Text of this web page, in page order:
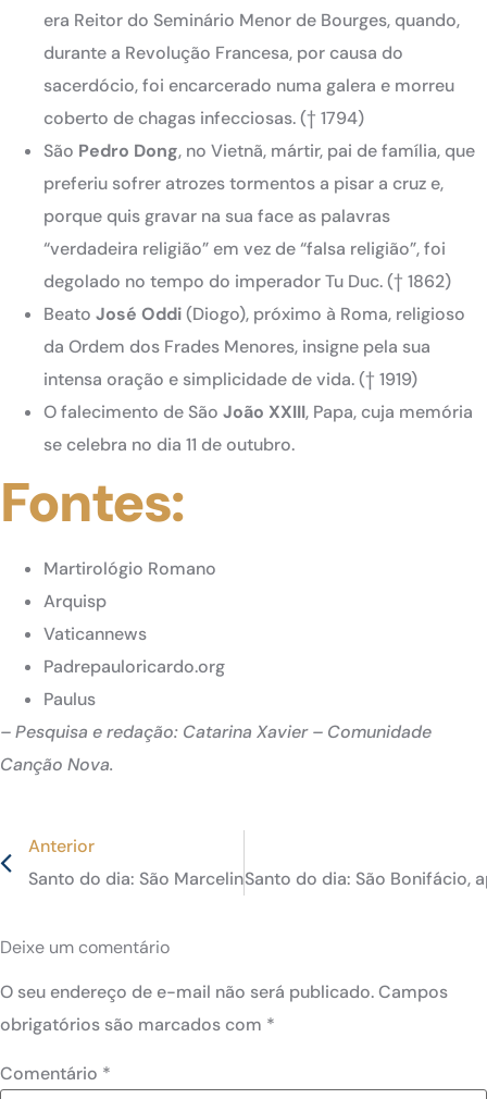
era Reitor do Seminário Menor de Bourges, quando,
durante a Revolução Francesa, por causa do
sacerdócio, foi encarcerado numa galera e morreu
coberto de chagas infecciosas. († 1794)
São Pedro Dong, no Vietnã, mártir, pai de família, que
preferiu sofrer atrozes tormentos a pisar a cruz e,
porque quis gravar na sua face as palavras
“verdadeira religião” em vez de “falsa religião”, foi
degolado no tempo do imperador Tu Duc. († 1862)
Beato José Oddi(Diogo), próximo à Roma, religioso
da Ordem dos Frades Menores, insigne pela sua
intensa oração e simplicidade de vida. († 1919)
O falecimento de São João XXIII, Papa, cuja memória
se celebra no dia 11 de outubro.
Fontes:
Martirológio Romano
Arquisp
Vaticannews
Padrepauloricardo.org
Paulus
– Pesquisa e redação: Catarina Xavier – Comunidade
Canção Nova.
Anterior
Santo do dia: São Marcelino e São Pedro, mártires
Santo do dia: São Bonifácio,
Deixe um comentário
O seu endereço de e-mail não será publicado.Campos
obrigatórios são marcados com *
Comentário *